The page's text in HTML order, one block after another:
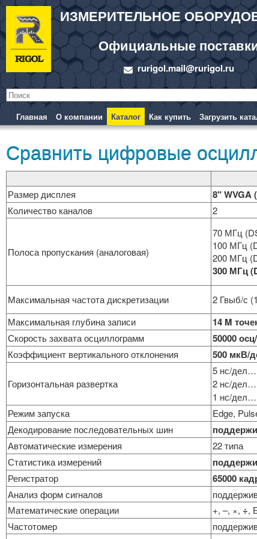
ИЗМЕРИТЕЛЬНОЕ
Официальные
rurigol.mail@rurigol.ru
Главная О компании Каталог Как купить Загрузить
Сравнить цифровые
Размер дисплея 8" WVGA
Количество каналов
2
Полоса пропускания (аналоговая)
70 МГц
100 МГц
200 МГц
300 МГц
Максимальная частота дискретизации
2 Гвыб/с
Максимальная глубина записи
14 M
Скорость захвата осциллограмм
50000
Коэффициент вертикального отклонения 500 мкВ/
Горизонтальная развертка
5 нс/дел…
2 нс/дел…
1 нс/дел…
Режим запуска Edge,
Декодирование последовательных шин
Автоматические измерения
22 типа
Статистика измерений
Регистратор
65000
Анализ форм сигналов
Математические операции
+, –, ×, ÷,
Частотомер